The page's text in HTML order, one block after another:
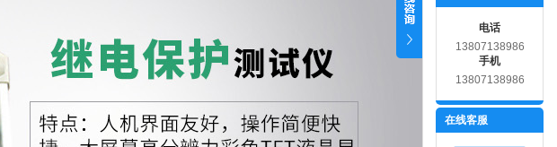
电话
13807138986
手机
13807138986
在线客服